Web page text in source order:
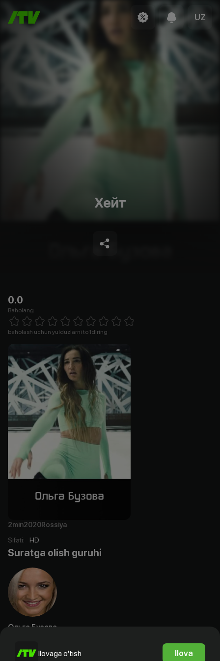
UZ
Хейт
0.0
Baholang
1 Star 2 Stars 3 Stars 4 Stars5 Stars 6 Stars7 Stars8 Stars
baholash uchun yulduzlarni to'ldiring
2min2020Rossiya
Sifati: HD
Suratga olish guruhi
Ольга Бузова
Ilovaga o'tish Ilova